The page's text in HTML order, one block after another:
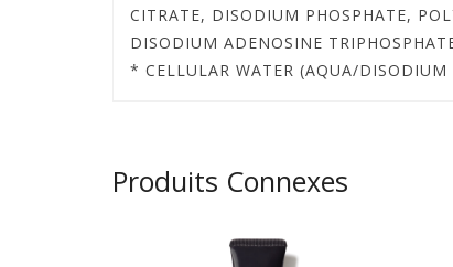
CITRATE, DISODIUM PHOSPHATE,
DISODIUM ADENOSINE
* CELLULAR WATER (AQUA/
Produits Connexes